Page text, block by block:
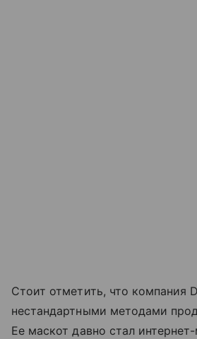
Стоит отметить, что компания
нестандартными методами
Ее маскот давно стал